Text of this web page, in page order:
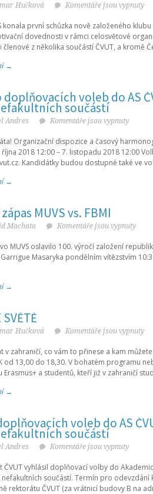
Hučková Komentáře jsou vypnuty
konala první schůzka nově založeného
dovednosti v rámci celosvětové
z několika součástí ČVUT, a kromě
→
voleb do AS
součástí
Andres Komentáře jsou vypnuty
Organizační dispozice a časový
2018 12:00 – 7. listopadu 2018 12:00
Kandidátky budou dostupné také ve
→
MÚVS vs. FBMI
Machata Komentáře jsou vypnuty
MUVS oslavilo 100. výročí založení
Masaryka pondělním vítězstvím
→
Hučková Komentáře jsou vypnuty
v zahraničí, co vám to přinese a kam
od 13,00 do 18,30. V bohatém programu
a studentů, kteří již v zahraničí
→
voleb do AS
součástí
Andres Komentáře jsou vypnuty
ČVUT vyhlásil doplňovací volby do
součástí. Termín pro odevzdání
rektorátu ČVUT (za vrátnicí budovy B na